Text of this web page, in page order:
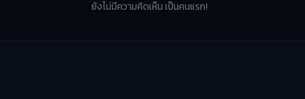
ยังไม่มีความคิดเห็น เป็นคนแรก!